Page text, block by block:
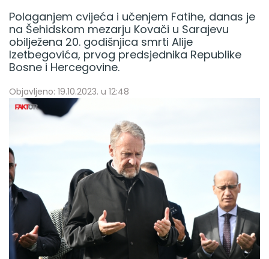
Polaganjem cvijeća i učenjem Fatihe, danas je
na Šehidskom mezarju Kovači u Sarajevu
obilježena 20. godišnjica smrti Alije
Izetbegovića, prvog predsjednika Republike
Bosne i Hercegovine.
Objavljeno: 19.10.2023. u 12:48